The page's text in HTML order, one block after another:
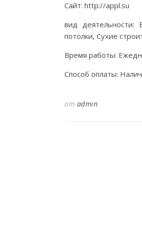
Сайт: http://appl.su
вид деятельности:
потолки, Сухие
Время работы:
Способ оплаты:
от admin